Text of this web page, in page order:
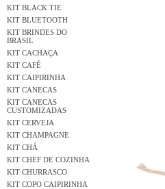
KIT BLACK TIE
KIT BLUETOOTH
KIT BRINDES DO
BRASIL
KIT CACHAÇA
KIT CAFÉ
KIT CAIPIRINHA
KIT CANECAS
KIT CANECAS
CUSTOMIZADAS
KIT CERVEJA
KIT CHAMPAGNE
KIT CHÁ
KIT CHEF DE COZINHA
KIT CHURRASCO
KIT COPO CAIPIRINHA